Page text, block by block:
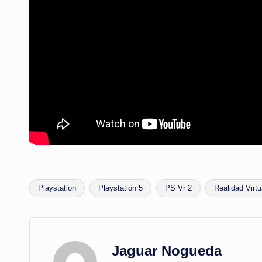
Etiquetas:
Playstation Playstation 5 PS Vr 2 Realidad
Jaguar Nogueda